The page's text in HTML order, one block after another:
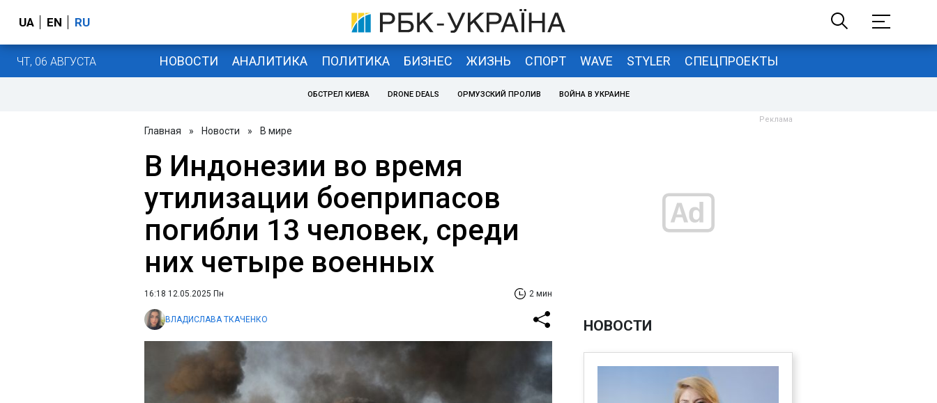
UA EN RU
ЧТ, 06 АВГУСТА НОВОСТИ АНАЛИТИКА ПОЛИТИКА БИЗНЕС ЖИЗНЬ СПОРТ WAVE STYLER СПЕЦПРОЕКТЫ
ОБСТРЕЛ КИЕВА DRONE DEALS ОРМУЗСКИЙ ПРОЛИВ ВОЙНА В УКРАИНЕ
Главная » Новости » В мире
В Индонезии во время
утилизации боеприпасов
погибли 13 человек, среди
них четыре военных
16:18 12.05.2025 Пн 2 мин
ВЛАДИСЛАВА ТКАЧЕНКО НОВОСТИ